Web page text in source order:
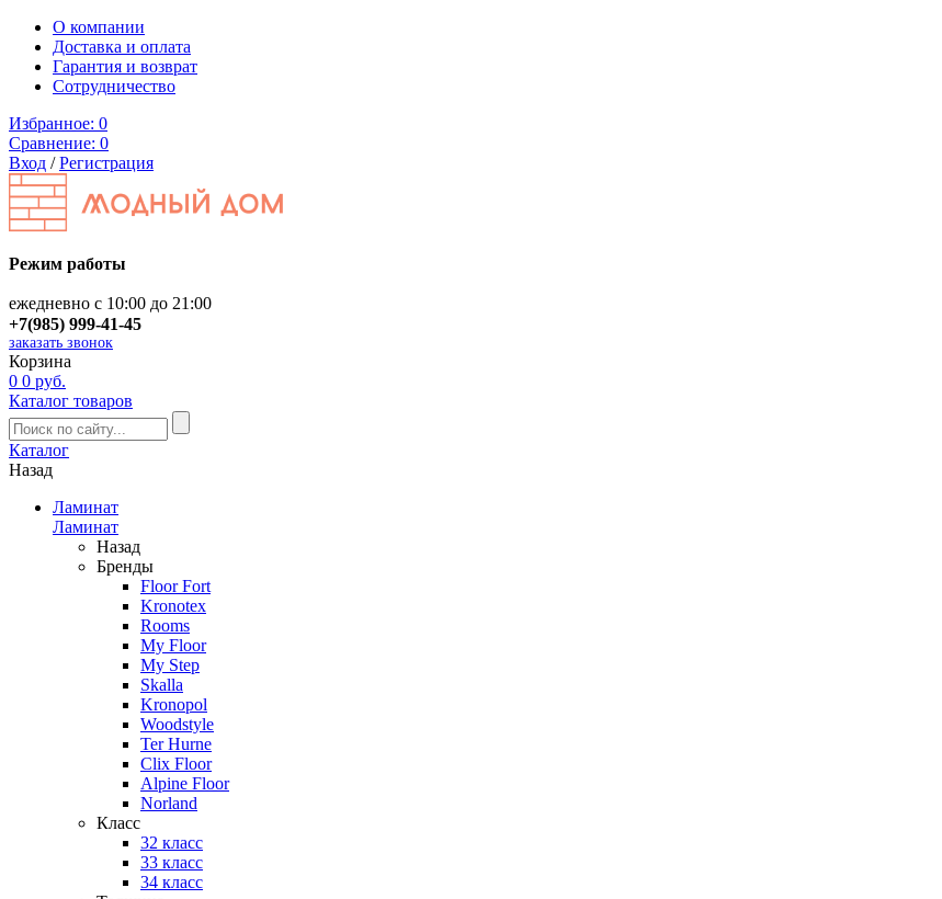
О компании
Доставка и оплата
Гарантия и возврат
Сотрудничество
Избранное: 0
Сравнение: 0
Вход /Регистрация
Режим работы
ежедневно с 10:00 до 21:00
+7(985) 999-41-45
заказать звонок
Корзина
0 0 руб.
Каталог товаров
Каталог
Назад
Ламинат
Ламинат
Назад
Бренды
Floor Fort
Kronotex
Rooms
My Floor
My Step
Skalla
Kronopol
Woodstyle
Ter Hurne
Clix Floor
Alpine Floor
Norland
Класс
32 класс
33 класс
34 класс